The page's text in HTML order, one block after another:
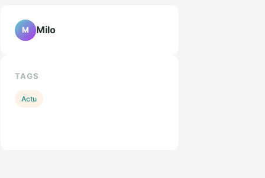
M Milo
TAGS
Actu